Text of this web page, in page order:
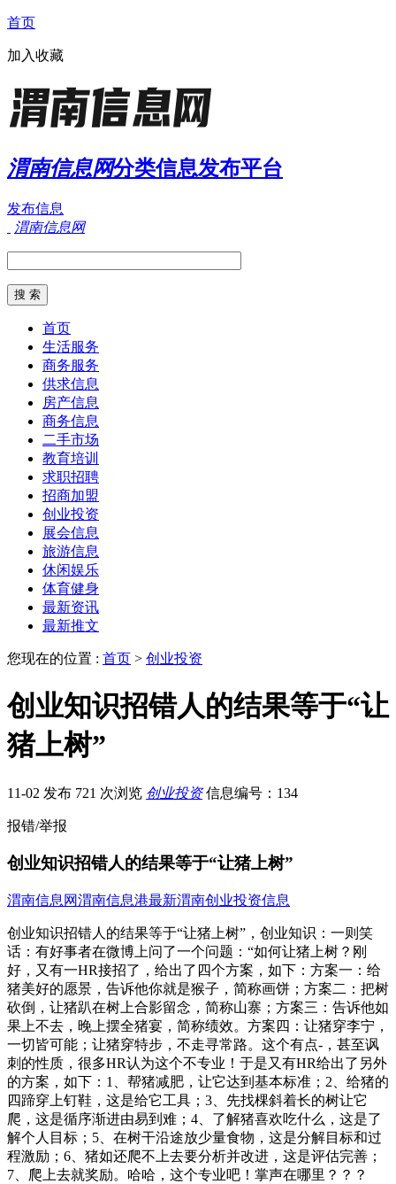
首页
加入收藏
渭南信息网分类信息发布平台
发布信息
渭南信息网
首页
生活服务
商务服务
供求信息
房产信息
商务信息
二手市场
教育培训
求职招聘
招商加盟
创业投资
展会信息
旅游信息
休闲娱乐
体育健身
最新资讯
最新推文
您现在的位置 : 首页 > 创业投资
创业知识招错人的结果等于“让
猪上树”
11-02 发布 721 次浏览 创业投资 信息编号：134
报错/举报
创业知识招错人的结果等于“让猪上树”
渭南信息网渭南信息港最新渭南创业投资信息
创业知识招错人的结果等于“让猪上树”，创业知识：一则笑
话：有好事者在微博上问了一个问题：“如何让猪上树？刚
好，又有一HR接招了，给出了四个方案，如下：方案一：给
猪美好的愿景，告诉他你就是猴子，简称画饼；方案二：把树
砍倒，让猪趴在树上合影留念，简称山寨；方案三：告诉他如
果上不去，晚上摆全猪宴，简称绩效。方案四：让猪穿李宁，
一切皆可能；让猪穿特步，不走寻常路。这个有点-，甚至讽
刺的性质，很多HR认为这个不专业！于是又有HR给出了另外
的方案，如下：1、帮猪减肥，让它达到基本标准；2、给猪的
四蹄穿上钉鞋，这是给它工具；3、先找棵斜着长的树让它
爬，这是循序渐进由易到难；4、了解猪喜欢吃什么，这是了
解个人目标；5、在树干沿途放少量食物，这是分解目标和过
程激励；6、猪如还爬不上去要分析并改进，这是评估完善；
7、爬上去就奖励。哈哈，这个专业吧！掌声在哪里？？？